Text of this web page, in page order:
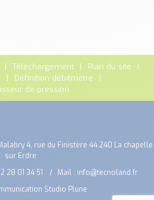
Téléchargement
Plan du site
Définition débitmètre
de pression
4, rue du Finistère 44 240 La chapelle
sur Erdre
28 01 34 51 Mail : info@tecnoland.fr
Studio Plune